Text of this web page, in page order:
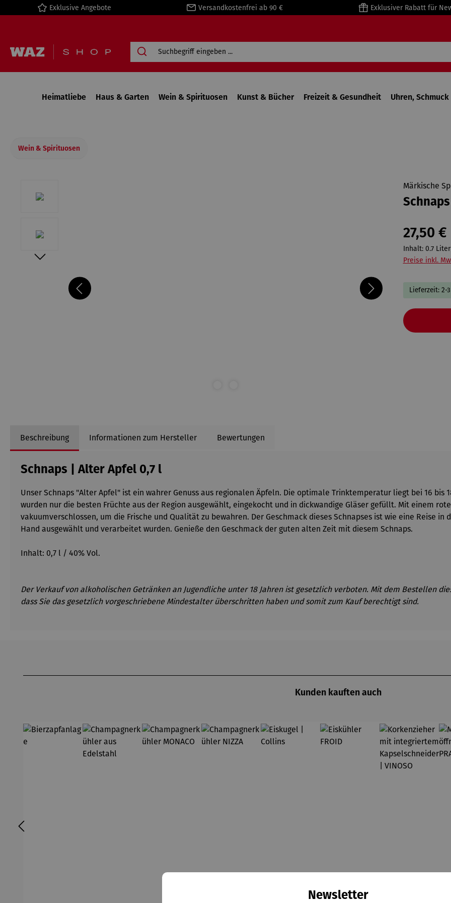
Zur Hauptnavigation springen
Exklusive Angebote Versandkostenfrei ab 90 € Exklusiver Rabatt für
Heimatliebe Haus & Garten Wein & Spirituosen Kunst & Bücher Freizeit & Gesundheit Uhren,
Wein & Spirituosen
Märkische
27,50 €
Inhalt: 0.7
Preise inkl.
Lieferzeit: 2-3
Beschreibung Informationen zum Hersteller Bewertungen
Schnaps | Alter Apfel 0,7 l
Unser Schnaps "Alter Apfel" ist ein wahrer Genuss aus regionalen Äpfeln. Die optimale Trinktemperatur liegt bei 16 bis
wurden nur die besten Früchte aus der Region ausgewählt, eingekocht und in dickwandige Gläser gefüllt. Mit einem
vakuumverschlossen, um die Frische und Qualität zu bewahren. Der Geschmack dieses Schnapses ist wie eine Reise
Hand ausgewählt und verarbeitet wurden. Genieße den Geschmack der guten alten Zeit mit diesem Schnaps.
Inhalt: 0,7 l / 40% Vol.
Der Verkauf von alkoholischen Getränken an Jugendliche unter 18 Jahren ist gesetzlich verboten. Mit dem Bestellen
dass Sie das gesetzlich vorgeschriebene Mindestalter überschritten haben und somit zum Kauf berechtigt sind.
Kunden kauften auch
Newsletter